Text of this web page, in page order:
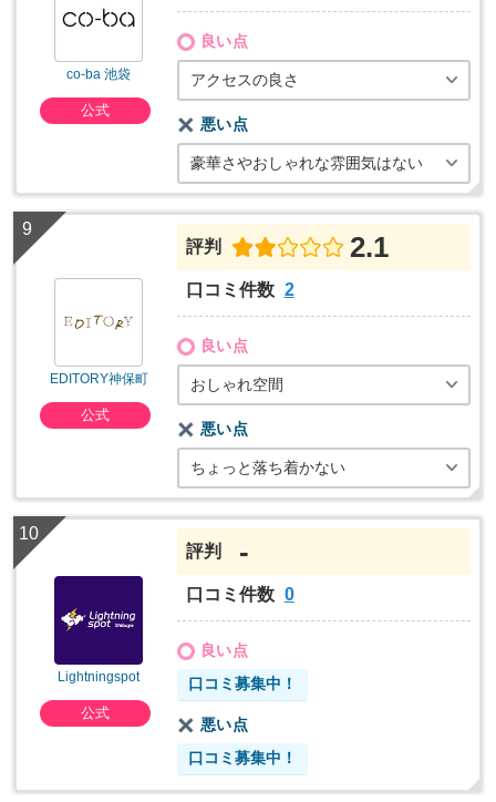
co-ba 池袋
公式
良い点
アクセスの良さ
悪い点
豪華さやおしゃれな雰囲気はない
EDITORY神保町
公式
評判 2.1
口コミ件数 2
良い点
おしゃれ空間
悪い点
ちょっと落ち着かない
Lightningspot
公式
評判 -
口コミ件数 0
良い点
口コミ募集中！
悪い点
口コミ募集中！